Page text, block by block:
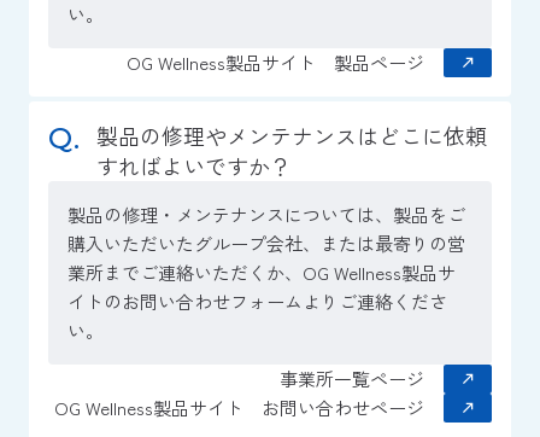
い。
OG Wellness製品サイト 製品ページ
製品の修理やメンテナンスはどこに依頼
すればよいですか？
製品の修理・メンテナンスについては、製品をご
購入いただいたグループ会社、または最寄りの営
業所までご連絡いただくか、OG Wellness製品サ
イトのお問い合わせフォームよりご連絡くださ
い。
事業所一覧ページ
OG Wellness製品サイト お問い合わせページ